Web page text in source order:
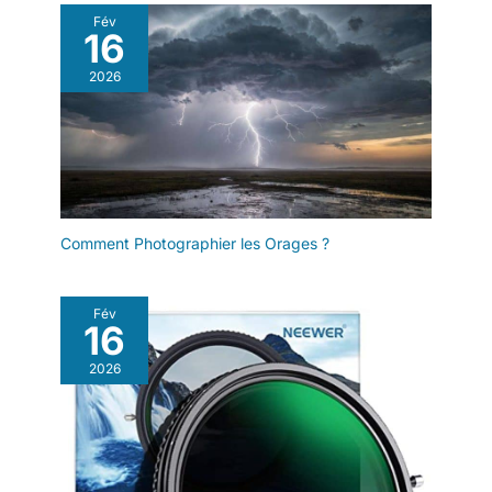
Fév
16
2026
Comment Photographier les Orages ?
Fév
16
2026